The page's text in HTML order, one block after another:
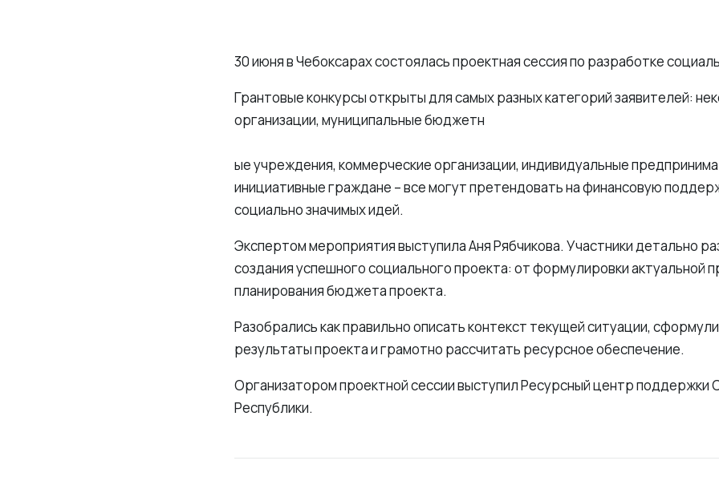
30 июня в Чебоксарах состоялась проектная сессия по разработке
Грантовые конкурсы открыты для самых разных категорий заявителей:
организации, муниципальные бюджетн
ые учреждения, коммерческие организации, индивидуальные
инициативные граждане – все могут претендовать на финансовую
социально значимых идей.
Экспертом мероприятия выступила Аня Рябчикова. Участники детально
создания успешного социального проекта: от формулировки актуальной
планирования бюджета проекта.
Разобрались как правильно описать контекст текущей ситуации,
результаты проекта и грамотно рассчитать ресурсное обеспечение.
Организатором проектной сессии выступил Ресурсный центр поддержки
Республики.